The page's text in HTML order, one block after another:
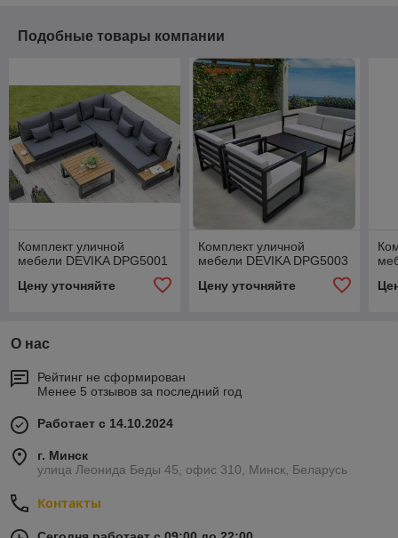
Подобные товары компании
Комплект уличной
мебели DEVIKA DPG5001
Цену уточняйте
Комплект уличной
мебели DEVIKA DPG5003
Цену уточняйте
О нас
Рейтинг не сформирован
Менее 5 отзывов за последний год
Работает с 14.10.2024
г. Минск
улица Леонида Беды 45, офис 310, Минск, Беларусь
Контакты